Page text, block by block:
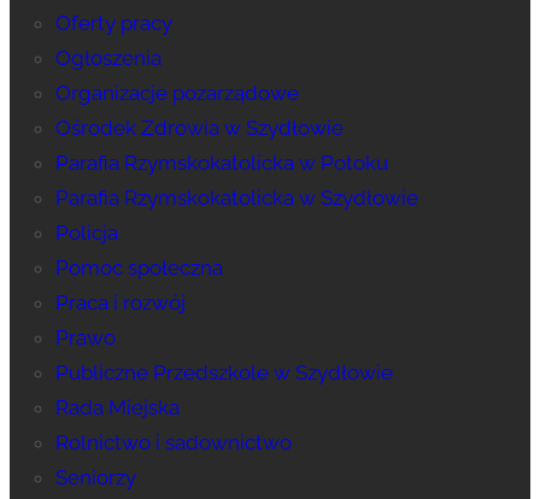
Oferty pracy
Ogłoszenia
Organizacje pozarządowe
Ośrodek Zdrowia w Szydłowie
Parafia Rzymskokatolicka w Potoku
Parafia Rzymskokatolicka w Szydłowie
Policja
Pomoc społeczna
Praca i rozwój
Prawo
Publiczne Przedszkole w Szydłowie
Rada Miejska
Rolnictwo i sadownictwo
Seniorzy